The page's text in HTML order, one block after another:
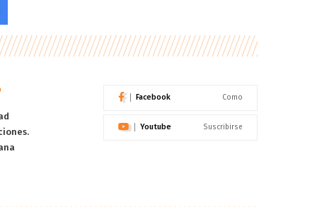
Facebook Como
Youtube Suscribirse